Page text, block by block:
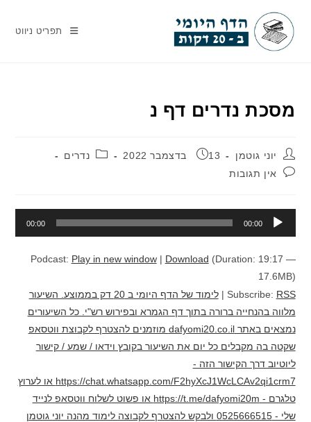
content
תפריט ניווט
מסכת נדרים דף נ
מחבר:יוני גוטמן פורסם:
13 בדצמבר 2022 קטגוריה:
נדרים
תגובות:אין תגובות
00:00
00:00
Podcast: Play in new window| Download (Duration: 19:17 —
17.6MB)
Subscribe: RSS
|
לימוד של הדף היומי ב 20 דק בממוצע. השיעור
מלווה בהנחייה ברורה בתוך דף הגמרא ובפירוש רש"י. כל השיעורים
נמצאים באתר dafyomi20.co.il מוזמנים להצטרף לקבוצת ווטסאפ
שקטה בה מקבלים כל יום את השיעור בקובץ וידאו / שמע / קישור
ליוטיוב דרך הקישור הזה -
https://chat.whatsapp.com/F2hyXcJ1WcLCAv2qi1crm7 או לערוץ
טלגרם - https://t.me/dafyomi20m או פשוט לשלוח ווטסאפ לנייד
שלי - 0525666515 ולבקש להצטרף לקבוצה לימוד מהנה יוני גוטמן